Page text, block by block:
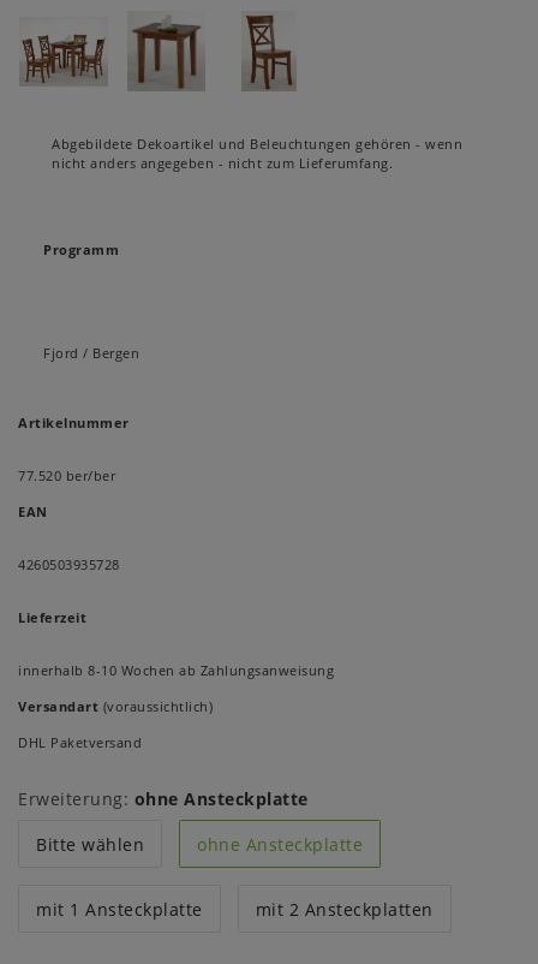
Abgebildete Dekoartikel und Beleuchtungen gehören - wenn
nicht anders angegeben - nicht zum Lieferumfang.
Programm
Fjord / Bergen
Artikelnummer
77.520 ber/ber
EAN
4260503935728
Lieferzeit
innerhalb 8-10 Wochen ab Zahlungsanweisung
Versandart (voraussichtlich)
DHL Paketversand
Erweiterung: ohne Ansteckplatte
Bitte wählen
ohne Ansteckplatte
mit 1 Ansteckplatte mit 2 Ansteckplatten